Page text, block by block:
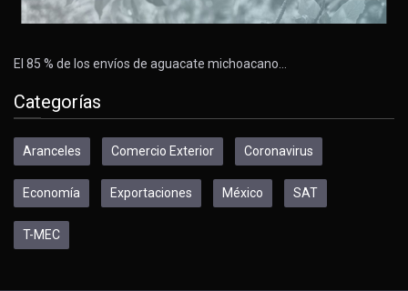
El 85 % de los envíos de aguacate michoacano…
Categorías
Aranceles Comercio Exterior Coronavirus
Economía Exportaciones México SAT
T-MEC